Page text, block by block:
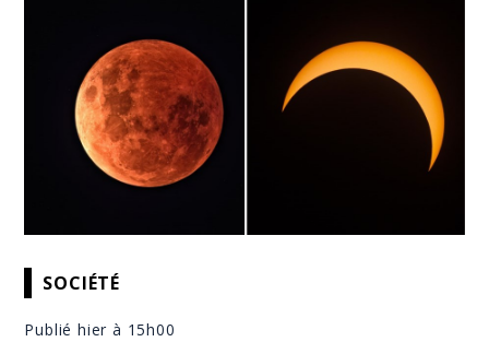
SOCIÉTÉ
Publié hier à 15h00